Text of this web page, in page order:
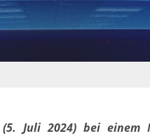
Juli 2024) bei einem